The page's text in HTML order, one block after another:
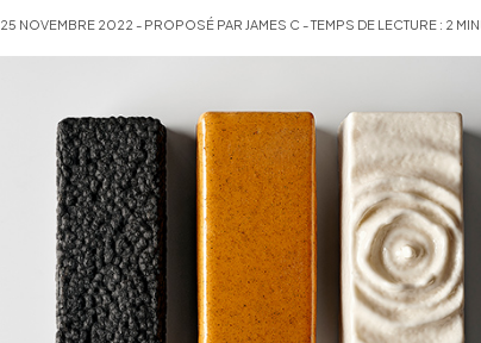
25 NOVEMBRE 2022 - PROPOSÉ PAR JAMES C - TEMPS DE LECTURE : 2